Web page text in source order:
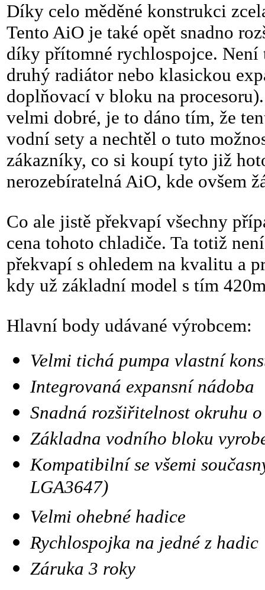
Díky celo měděné konstrukci
Tento AiO je také opět snadno
díky přítomné rychlospojce.
druhý radiátor nebo klasickou
doplňovací v bloku na
velmi dobré, je to dáno tím, že
vodní sety a nechtěl o tuto
zákazníky, co si koupí tyto již
nerozebíratelná AiO, kde ovšem
Co ale jistě překvapí všechny
cena tohoto chladiče. Ta totiž
překvapí s ohledem na kvalitu a
kdy už základní model s tím
Hlavní body udávané výrobcem:
Velmi tichá pumpa vlastní
Integrovaná expansní nádoba
Snadná rozšiřitelnost okruhu
Základna vodního bloku
Kompatibilní se všemi
LGA3647)
Velmi ohebné hadice
Rychlospojka na jedné z hadic
Záruka 3 roky